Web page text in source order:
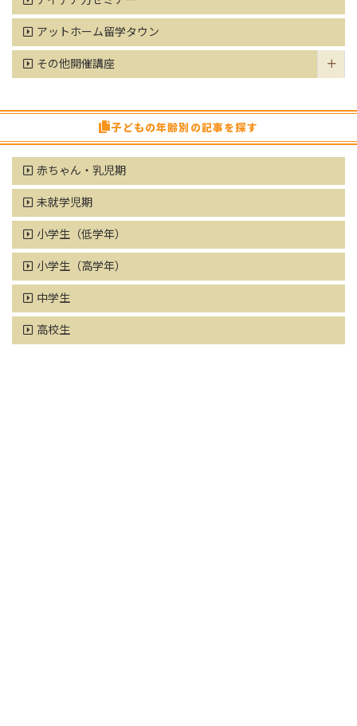
アットホーム留学タウン
その他開催講座
子どもの年齢別の記事を探す
赤ちゃん・乳児期
未就学児期
小学生（低学年）
小学生（高学年）
中学生
高校生